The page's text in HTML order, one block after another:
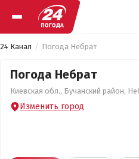
24 Канал Погода Небрат
Погода Небрат
Киевская обл., Бучанский район,
Изменить город